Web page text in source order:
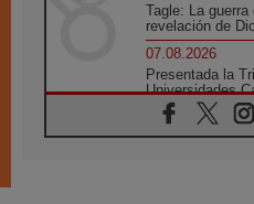
Tagle: La
revelación de
07.08.2026
Presentada la
Universidades
Empathy»
07.08.2026